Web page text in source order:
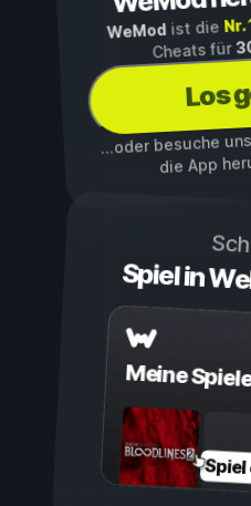
WeMod ist die
Cheats für
Los
...oder besuche
die App
Spiel in
Meine